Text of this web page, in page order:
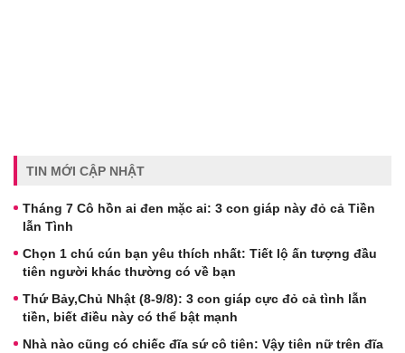
TIN MỚI CẬP NHẬT
Tháng 7 Cô hồn ai đen mặc ai: 3 con giáp này đỏ cả Tiền
lẫn Tình
Chọn 1 chú cún bạn yêu thích nhất: Tiết lộ ấn tượng đầu
tiên người khác thường có về bạn
Thứ Bảy,Chủ Nhật (8-9/8): 3 con giáp cực đỏ cả tình lẫn
tiền, biết điều này có thể bật mạnh
Nhà nào cũng có chiếc đĩa sứ cô tiên: Vậy tiên nữ trên đĩa